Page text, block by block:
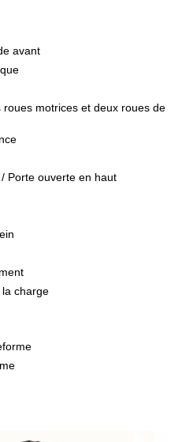
avant
motrices et deux roues de
Porte ouverte en haut
charge